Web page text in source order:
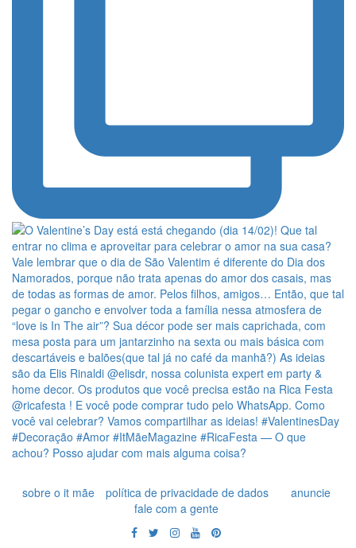
sobre o it mãe política de privacidade de dados
anuncie
fale com a gente